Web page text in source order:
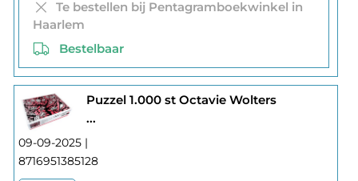
Te bestellen bij Pentagramboekwinkel in
Haarlem
Bestelbaar
Puzzel 1.000 st Octavie Wolters
...
09-09-2025 |
8716951385128